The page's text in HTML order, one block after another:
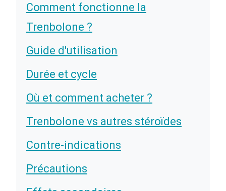
Comment fonctionne la
Trenbolone ?
Guide d'utilisation
Durée et cycle
Où et comment acheter ?
Trenbolone vs autres stéroïdes
Contre-indications
Précautions